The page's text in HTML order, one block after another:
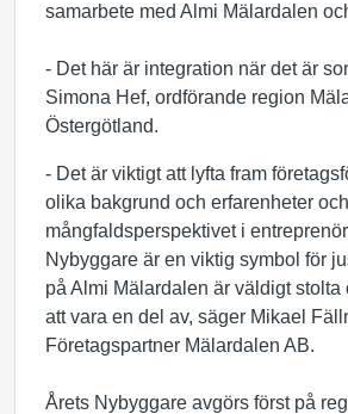
samarbete med Almi Mälardalen
- Det här är integration när det är
Simona Hef, ordförande region
Östergötland.
- Det är viktigt att lyfta fram
olika bakgrund och erfarenheter och
mångfaldsperspektivet i
Nybyggare är en viktig symbol för
på Almi Mälardalen är väldigt stolta
att vara en del av, säger Mikael
Företagspartner Mälardalen AB.
Årets Nybyggare avgörs först på